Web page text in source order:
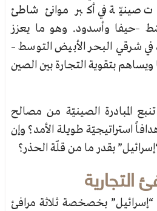
صينيّة في أكبر موانئ شاطئ
–حيفا وأسدود. وهو ما يعزز
في شرقي البحر الأبيض التوسط –
بتقوية التجارة بين الصين
المبادرة الصينيّة من مصالح
استراتيجيّة طويلة الأمد؟ وإن
بقدر ما من قلّة الحذر؟
“إسرائيل” بخصخصة ثلاثة مرافئ